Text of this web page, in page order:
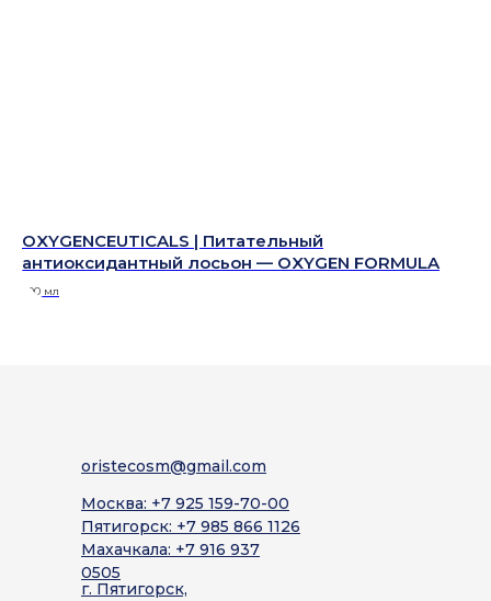
OXYGENCEUTICALS | Питательный
антиоксидантный лосьон — OXYGEN FORMULA
500 мл
oristecosm@gmail.com
Москва: +7 925 159-70-00
Пятигорск: +7 985 866 1126
Махачкала: +7 916 937
0505
г. Пятигорск,